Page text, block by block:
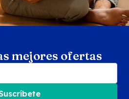
mejores ofertas